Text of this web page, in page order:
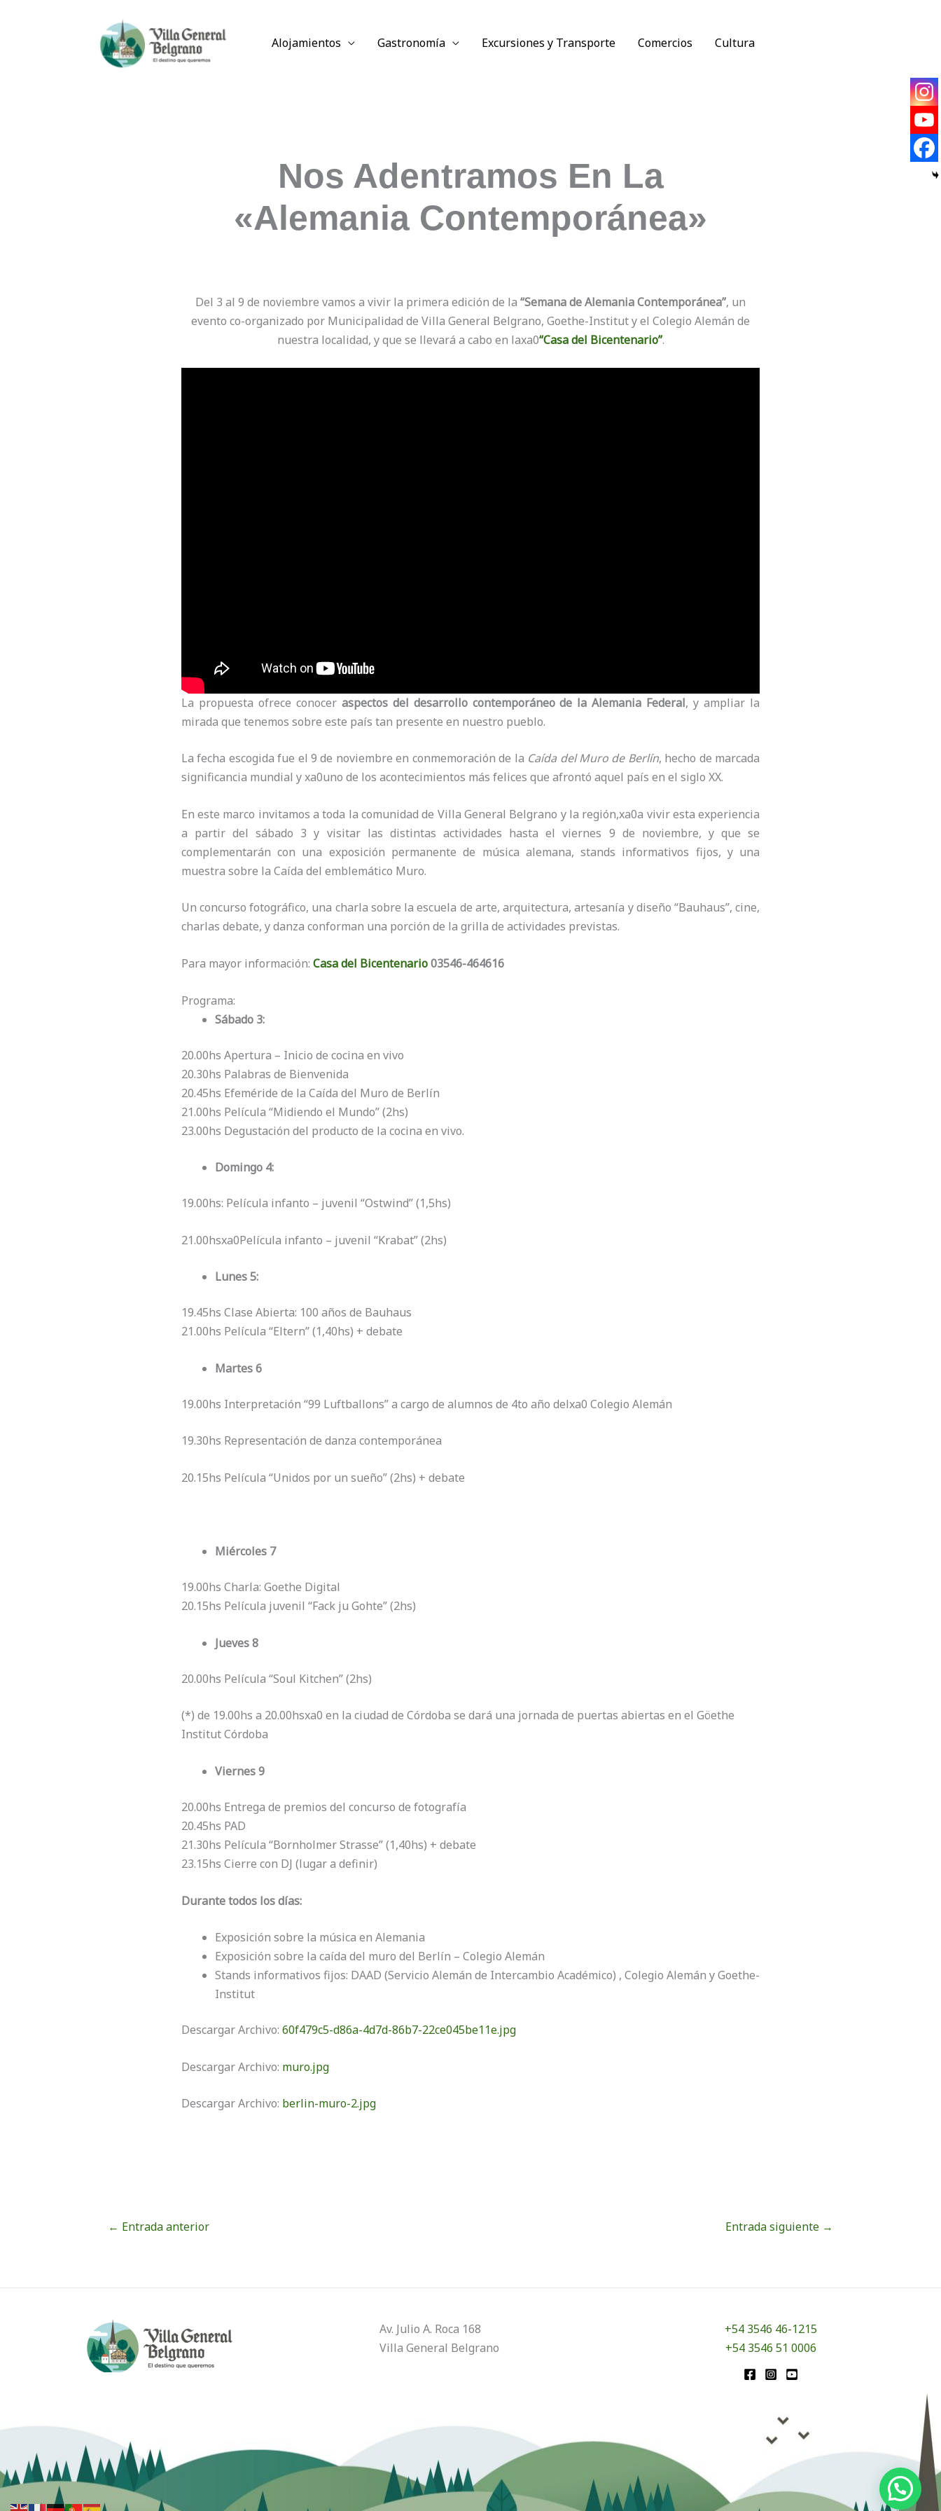
Alojamientos Gastronomía Excursiones y Transporte Comercios Cultura
Nos Adentramos En La
«Alemania Contemporánea»
Del 3 al 9 de noviembre vamos a vivir la primera edición de la “Semana de Alemania Contemporánea”, un
evento co-organizado por Municipalidad de Villa General Belgrano, Goethe-Institut y el Colegio Alemán de
nuestra localidad, y que se llevará a cabo en laxa0“Casa del Bicentenario”.
La propuesta ofrece conocer aspectos del desarrollo contemporáneo de la Alemania Federal, y ampliar la
mirada que tenemos sobre este país tan presente en nuestro pueblo.
La fecha escogida fue el 9 de noviembre en conmemoración de la Caída del Muro de Berlín, hecho de marcada
significancia mundial y xa0uno de los acontecimientos más felices que afrontó aquel país en el siglo XX.
En este marco invitamos a toda la comunidad de Villa General Belgrano y la región,xa0a vivir esta experiencia
a partir del sábado 3 y visitar las distintas actividades hasta el viernes 9 de noviembre, y que se
complementarán con una exposición permanente de música alemana, stands informativos fijos, y una
muestra sobre la Caída del emblemático Muro.
Un concurso fotográfico, una charla sobre la escuela de arte, arquitectura, artesanía y diseño “Bauhaus”, cine,
charlas debate, y danza conforman una porción de la grilla de actividades previstas.
Para mayor información: Casa del Bicentenario03546-464616
Programa:
Sábado 3:
20.00hs Apertura – Inicio de cocina en vivo
20.30hs Palabras de Bienvenida
20.45hs Efeméride de la Caída del Muro de Berlín
21.00hs Película “Midiendo el Mundo” (2hs)
23.00hs Degustación del producto de la cocina en vivo.
Domingo 4:
19.00hs: Película infanto – juvenil “Ostwind” (1,5hs)
21.00hsxa0Película infanto – juvenil “Krabat” (2hs)
Lunes 5:
19.45hs Clase Abierta: 100 años de Bauhaus
21.00hs Película “Eltern” (1,40hs) + debate
Martes 6
19.00hs Interpretación “99 Luftballons” a cargo de alumnos de 4to año delxa0 Colegio Alemán
19.30hs Representación de danza contemporánea
20.15hs Película “Unidos por un sueño” (2hs) + debate
Miércoles 7
19.00hs Charla: Goethe Digital
20.15hs Película juvenil “Fack ju Gohte” (2hs)
Jueves 8
20.00hs Película “Soul Kitchen” (2hs)
(*) de 19.00hs a 20.00hsxa0 en la ciudad de Córdoba se dará una jornada de puertas abiertas en el Göethe
Institut Córdoba
Viernes 9
20.00hs Entrega de premios del concurso de fotografía
20.45hs PAD
21.30hs Película “Bornholmer Strasse” (1,40hs) + debate
23.15hs Cierre con DJ (lugar a definir)
Durante todos los días:
Exposición sobre la música en Alemania
Exposición sobre la caída del muro del Berlín – Colegio Alemán
Stands informativos fijos: DAAD (Servicio Alemán de Intercambio Académico) , Colegio Alemán y Goethe-
Institut
Descargar Archivo: 60f479c5-d86a-4d7d-86b7-22ce045be11e.jpg
Descargar Archivo: muro.jpg
Descargar Archivo: berlin-muro-2.jpg
← Entrada anterior Entrada siguiente →
Av. Julio A. Roca 168
Villa General Belgrano
+54 3546 46-1215
+54 3546 51 0006